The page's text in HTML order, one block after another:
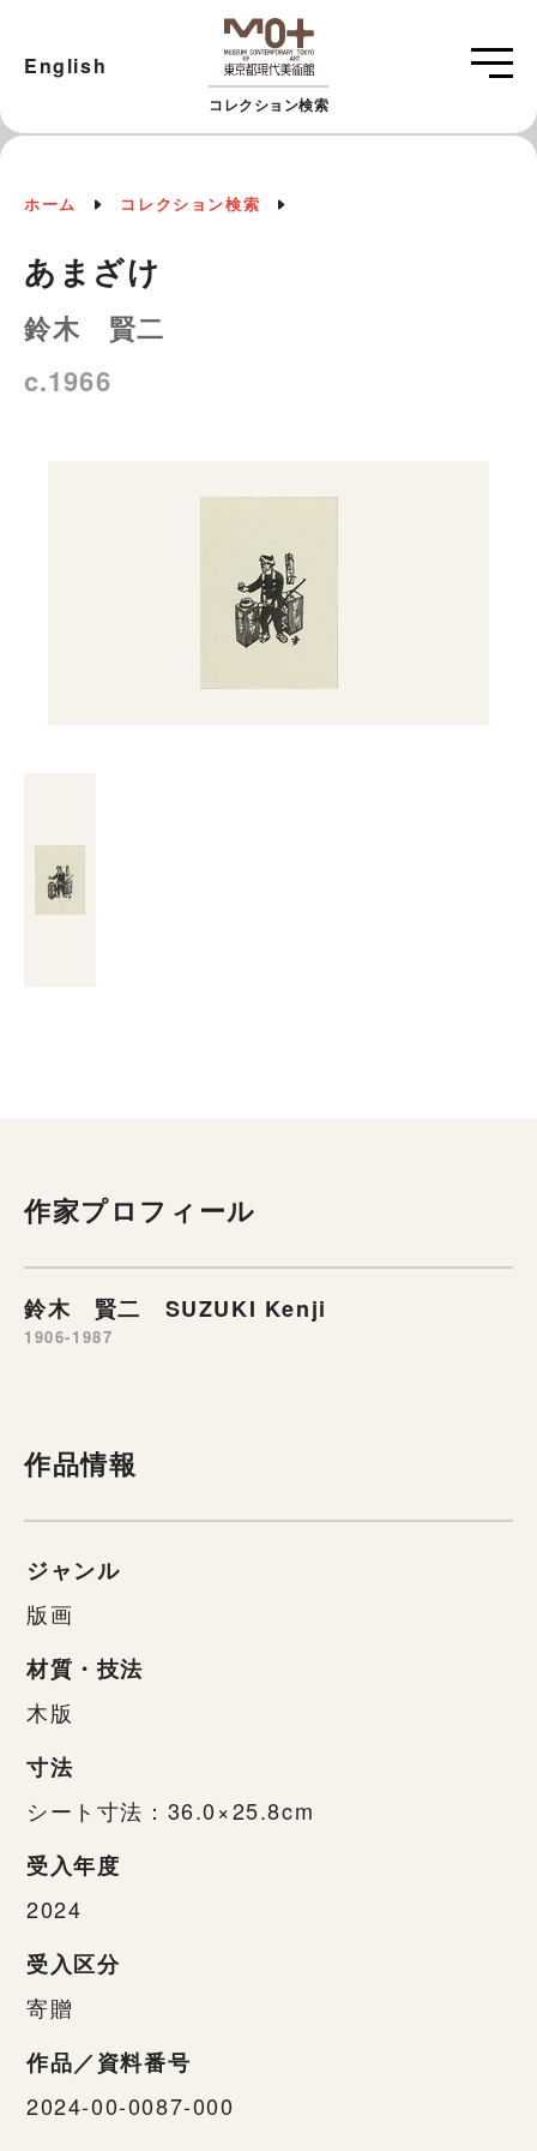
コレクション検索
English
ホーム コレクション検索
あまざけ
鈴木 賢二
c.1966
作家プロフィール
鈴木 賢二 SUZUKI Kenji
1906-1987
作品情報
ジャンル
版画
材質・技法
木版
寸法
シート寸法：36.0×25.8cm
受入年度
2024
受入区分
寄贈
作品／資料番号
2024-00-0087-000